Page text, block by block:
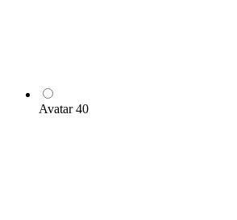
Avatar 40